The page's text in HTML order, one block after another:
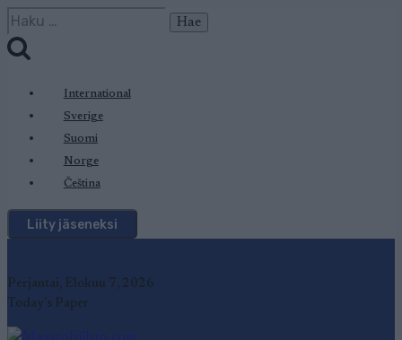
Siirry
sisältöön
Haku:
International
Sverige
Suomi
Norge
Čeština
Liity jäseneksi
Perjantai, Elokuu 7, 2026
Today's Paper